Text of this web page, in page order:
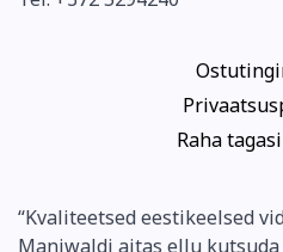
Raha
“Kvaliteetsed eestikeelsed
Maniwaldi aitas ellu